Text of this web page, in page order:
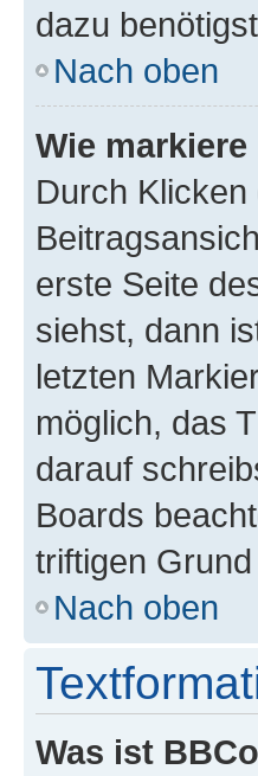
dazu
Nach oben
Wie
Durch Klicken
erste Seite
siehst, dann
letzten
möglich, das
darauf
Boards
triftigen
Nach oben
Was ist